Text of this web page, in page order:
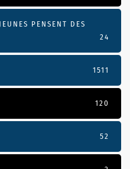
PENSENT DES
24
1511
120
52